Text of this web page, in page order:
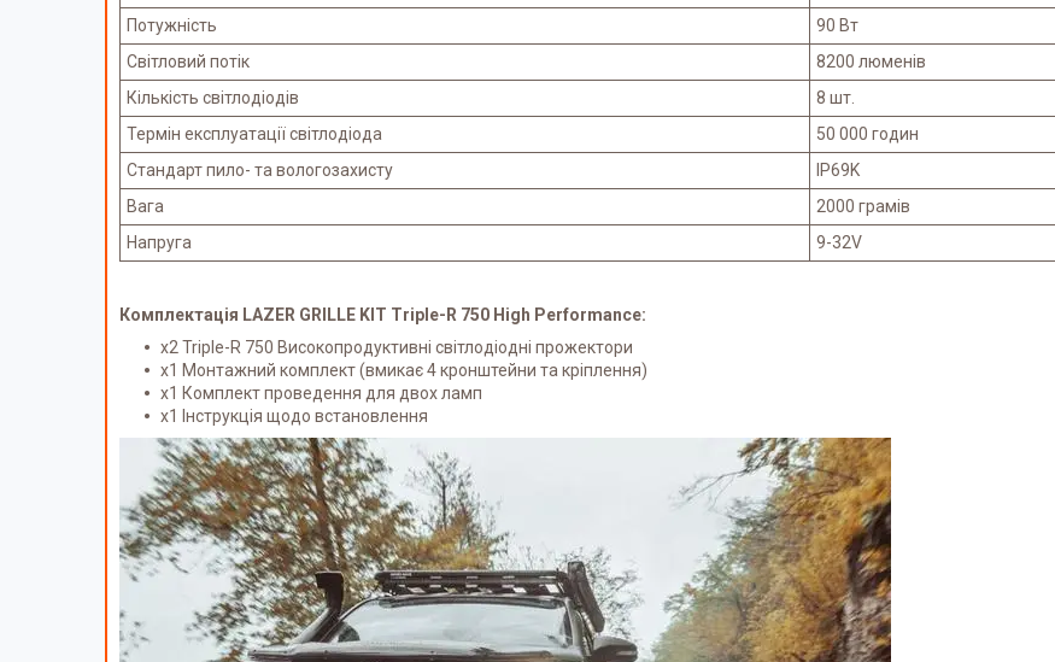
Потужність
90 Вт
Світловий потік
8200 люменів
Кількість світлодіодів
8 шт.
Термін експлуатації світлодіода
50 000 годин
Стандарт пило- та вологозахисту
IP69K
Вага
2000 грамів
Напруга
9-32V
Комплектація LAZER GRILLE KIT Triple-R 750 High Performance:
x2 Triple-R 750 Високопродуктивні світлодіодні прожектори
x1 Монтажний комплект (вмикає 4 кронштейни та кріплення)
x1 Комплект проведення для двох ламп
x1 Інструкція щодо встановлення